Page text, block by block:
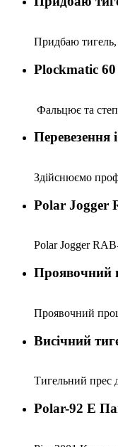
Придбаю
Plockmatic 60
Фальцює та
Перевезення
Здійснюємо
Polar Jogger
Polar Jogger
Проявочний
Проявочний
Висічний
Тигельний прес
Polar-92 E